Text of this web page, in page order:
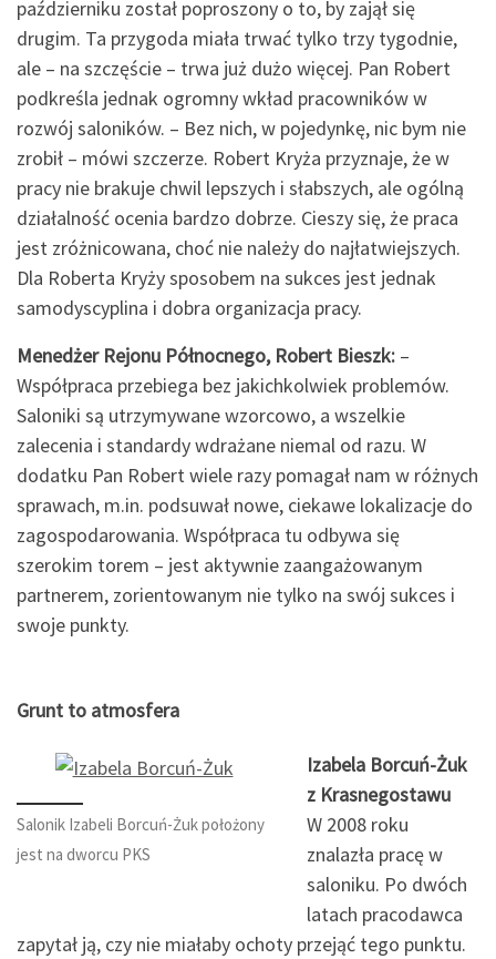
październiku został poproszony o to, by zajął się
drugim. Ta przygoda miała trwać tylko trzy tygodnie,
ale – na szczęście – trwa już dużo więcej. Pan Robert
podkreśla jednak ogromny wkład pracowników w
rozwój saloników. – Bez nich, w pojedynkę, nic bym nie
zrobił – mówi szczerze. Robert Kryża przyznaje, że w
pracy nie brakuje chwil lepszych i słabszych, ale ogólną
działalność ocenia bardzo dobrze. Cieszy się, że praca
jest zróżnicowana, choć nie należy do najłatwiejszych.
Dla Roberta Kryży sposobem na sukces jest jednak
samodyscyplina i dobra organizacja pracy.
Menedżer Rejonu Północnego, Robert Bieszk: –
Współpraca przebiega bez jakichkolwiek problemów.
Saloniki są utrzymywane wzorcowo, a wszelkie
zalecenia i standardy wdrażane niemal od razu. W
dodatku Pan Robert wiele razy pomagał nam w różnych
sprawach, m.in. podsuwał nowe, ciekawe lokalizacje do
zagospodarowania. Współpraca tu odbywa się
szerokim torem – jest aktywnie zaangażowanym
partnerem, zorientowanym nie tylko na swój sukces i
swoje punkty.
Grunt to atmosfera
Salonik Izabeli Borcuń-Żuk położony
jest na dworcu PKS
Izabela Borcuń-Żuk
z Krasnegostawu
W 2008 roku
znalazła pracę w
saloniku. Po dwóch
latach pracodawca
zapytał ją, czy nie miałaby ochoty przejąć tego punktu.